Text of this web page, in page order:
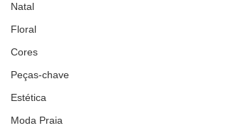
Natal
Floral
Cores
Peças-chave
Estética
Moda Praia